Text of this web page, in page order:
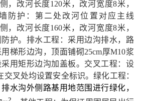
，改河长度120米，改河宽度8米，
防护：第二处改河位置对应主线
，改河长度160米，改河宽度8米，
护。排水工程：采用边沟排水，路
梯形边沟，顶面铺砌25cm厚M10浆
用矩形边沟加盖板。交叉工程：设
交叉处均设置安全标识。绿化工程：
水沟外侧路基用地范围进行绿化，